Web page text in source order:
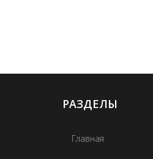
РАЗДЕЛЫ
Главная